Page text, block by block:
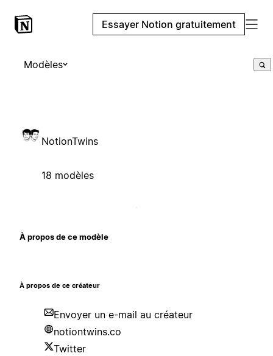
Essayer Notion gratuitement
Modèles
NotionTwins
18 modèles
À propos de ce modèle
À propos de ce créateur
Envoyer un e-mail au créateur
notiontwins.co
Twitter